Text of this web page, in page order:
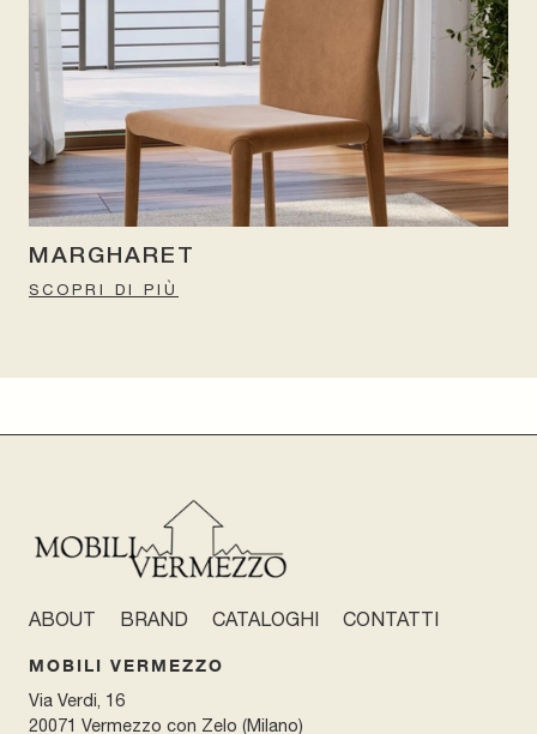
MARGHARET
SCOPRI DI PIÙ
ABOUT BRAND CATALOGHI CONTATTI
MOBILI VERMEZZO
Via Verdi, 16
20071 Vermezzo con Zelo (Milano)